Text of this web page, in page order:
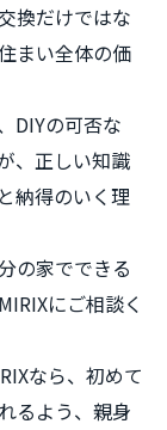
換だけではな
まい全体の価
DIYの可否な
、正しい知識
納得のいく理
の家でできる
にご相談く
なら、初めて
るよう、親身